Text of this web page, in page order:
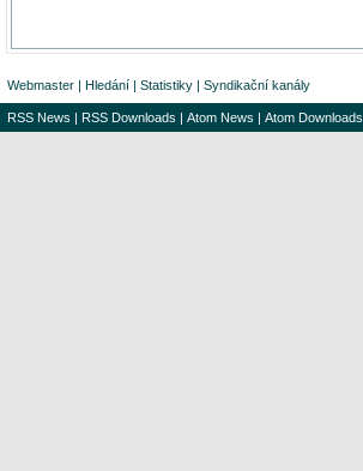
Webmaster | Hledání | Statistiky | Syndikační kanály
RSS News | RSS Downloads | Atom News | Atom Downloads